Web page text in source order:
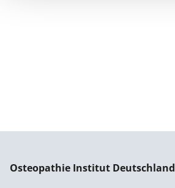
Osteopathie Institut Deutschland